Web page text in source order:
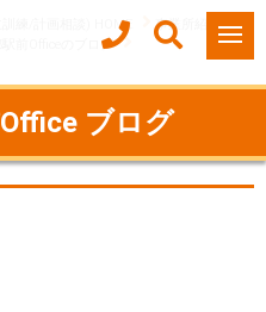
練/計画相談) HOME
事業所紹介
駅前Officeのブログ
ブログ